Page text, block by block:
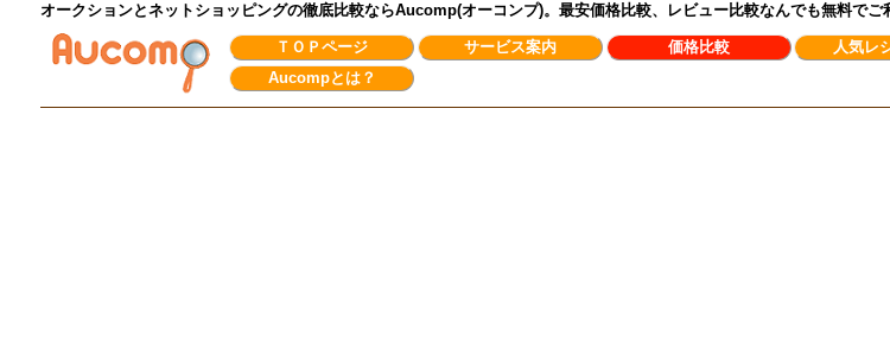
オークションとネットショッピングの徹底比較ならAucomp(オーコンプ)。最安価格比較、レビュー比較なんでも無料でご
ＴＯＰページ サービス案内 価格比較 人気レ
Aucompとは？